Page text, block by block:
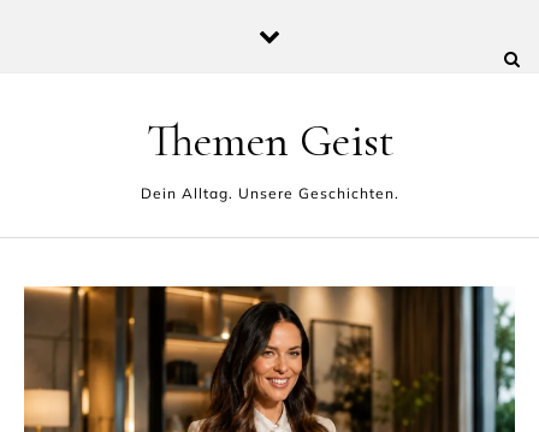
Themen Geist
Dein Alltag. Unsere Geschichten.